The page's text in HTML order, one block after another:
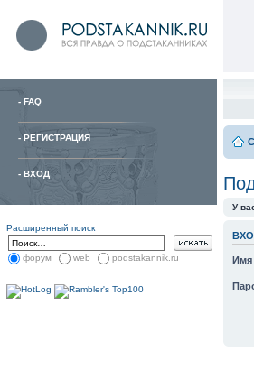
- FAQ
- РЕГИСТРАЦИЯ
- ВХОД
Расширенный поиск
форум web podstakannik.ru
У
Имя